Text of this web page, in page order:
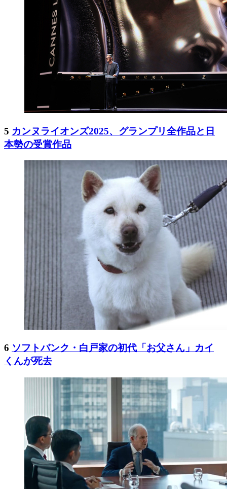
5 カンヌライオンズ2025、グランプリ全作品と日
本勢の受賞作品
6 ソフトバンク・白戸家の初代「お父さん」カイ
くんが死去